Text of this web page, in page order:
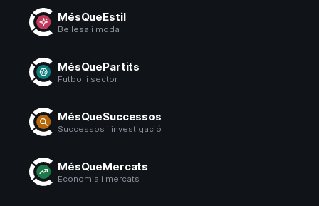
MésQueEstil
Bellesa i moda
MésQuePartits
Futbol i sector
MésQueSuccessos
Successos i investigació
MésQueMercats
Economia i mercats